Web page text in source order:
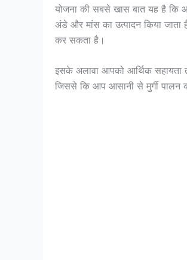
योजना की सबसे खास बात यह है कि
अंडे और मांस का उत्पादन किया जाता
कर सकता है।
इसके अलावा आपको आर्थिक सहायता
जिससे कि आप आसानी से मुर्गी